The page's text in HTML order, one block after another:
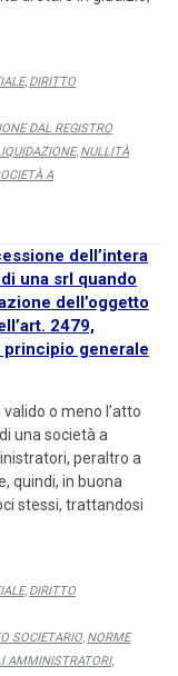
, DIRITTO
DAL REGISTRO
, NULLITÀ
A
dell’intera
una srl quando
dell’oggetto
2479,
principio generale
valido o meno l’atto
una società a
peraltro a
quindi, in buona
stessi, trattandosi
, DIRITTO
SOCIETARIO NORME
AMMINISTRATORI,